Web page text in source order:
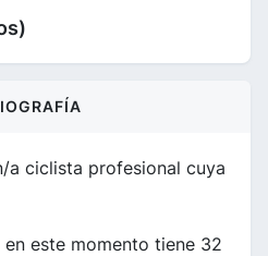
a ciclista profesional cuya
este momento tiene 32